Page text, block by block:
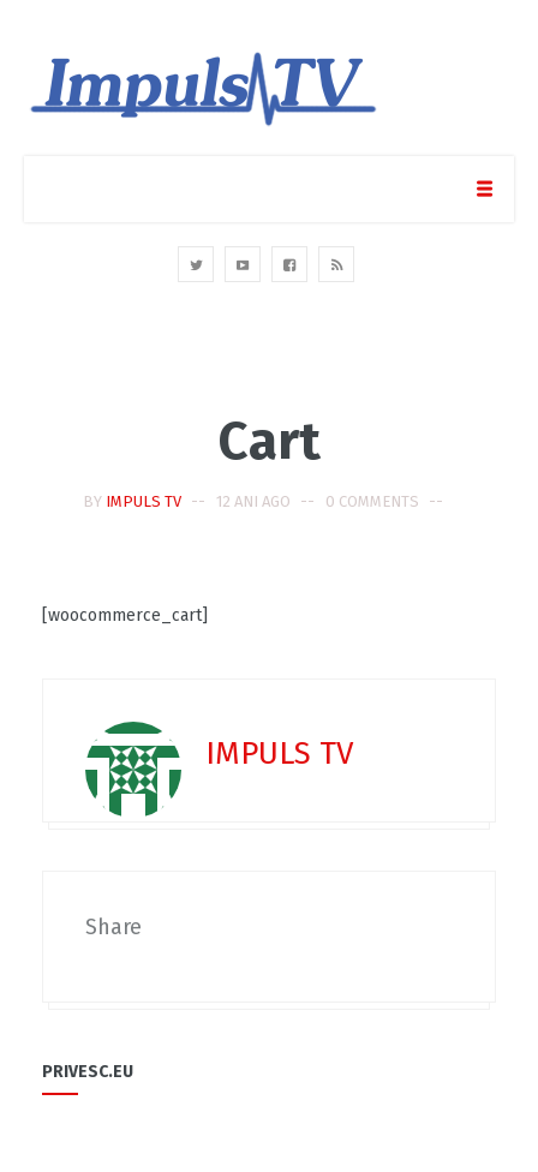
Cart
BY IMPULS TV 12 ANI AGO 0 COMMENTS
[woocommerce_cart]
IMPULS TV
Share
PRIVESC.EU